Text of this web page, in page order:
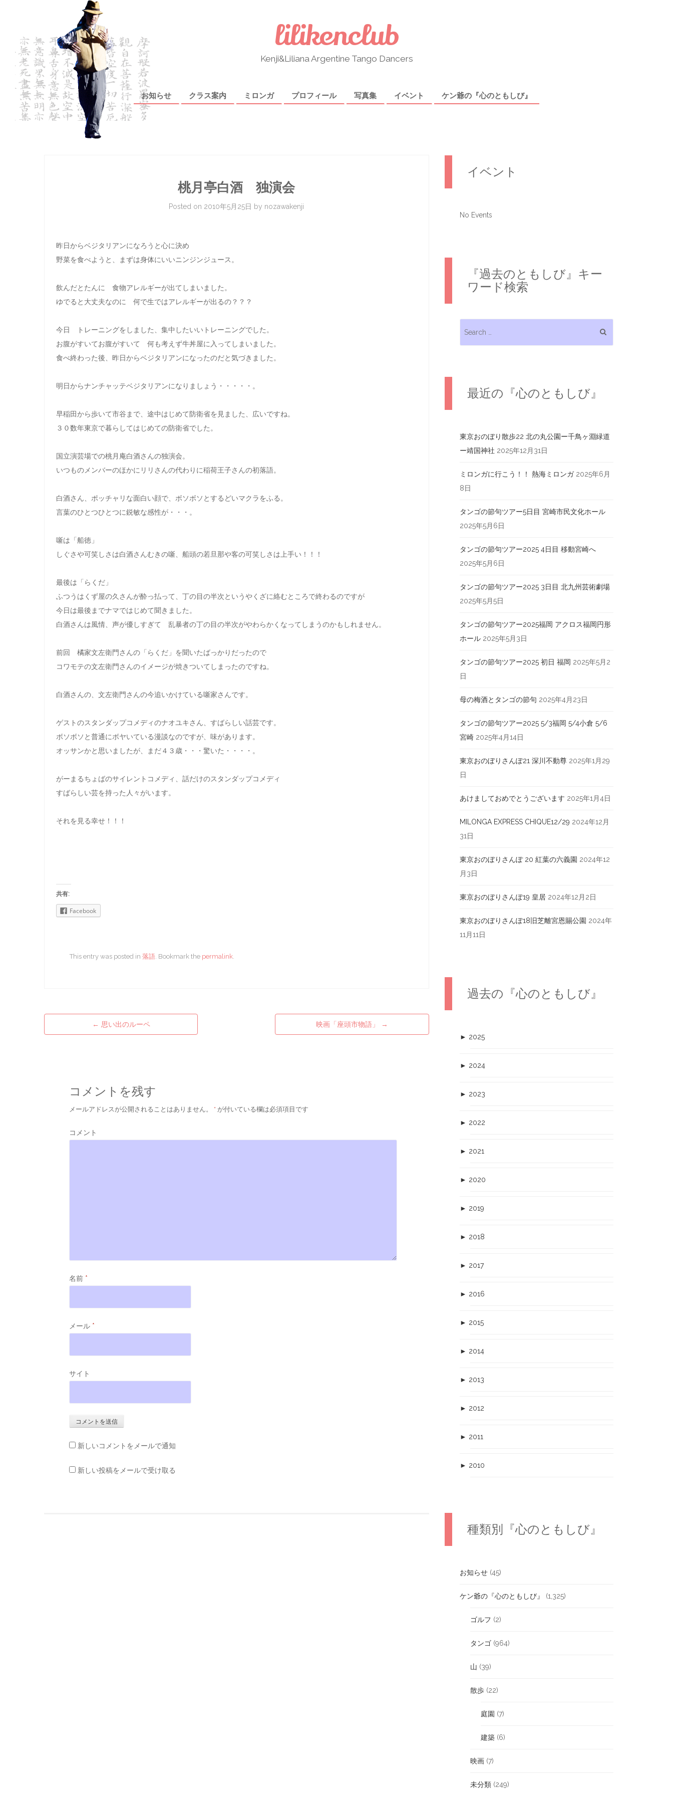
lilikenclub
Kenji&Liliana Argentine Tango Dancers
Skip to content お知らせ クラス案内 ミロンガ プロフィール 写真集 イベント ケン爺の『心のともしび』
桃月亭白酒 独演会
Posted on 2010年5月25日 by nozawakenji
昨日からベジタリアンになろうと心に決め
野菜を食べようと、まずは身体にいいニンジンジュース。
飲んだとたんに 食物アレルギーが出てしまいました。
ゆでると大丈夫なのに 何で生ではアレルギーが出るの？？？
今日 トレーニングをしました、集中したいいトレーニングでした。
お腹がすいてお腹がすいて 何も考えず牛丼屋に入ってしまいました。
食べ終わった後、昨日からベジタリアンになったのだと気づきました。
明日からナンチャッテベジタリアンになりましょう・・・・・。
早稲田から歩いて市谷まで、途中はじめて防衛省を見ました、広いですね。
３０数年東京で暮らしてはじめての防衛省でした。
国立演芸場での桃月庵白酒さんの独演会。
いつものメンバーのほかにリリさんの代わりに稲荷王子さんの初落語。
白酒さん、ポッチャリな面白い顔で、ボソボソとするどいマクラをふる。
言葉のひとつひとつに鋭敏な感性が・・・。
噺は「船徳」
しぐさや可笑しさは白酒さんむきの噺、船頭の若旦那や客の可笑しさは上手い！！！
最後は「らくだ」
ふつうはくず屋の久さんが酔っ払って、丁の目の半次というやくざに絡むところで終わるのですが
今日は最後までナマではじめて聞きました。
白酒さんは風情、声が優しすぎて 乱暴者の丁の目の半次がやわらかくなってしまうのかもしれません。
前回 橘家文左衛門さんの「らくだ」を聞いたばっかりだったので
コワモテの文左衛門さんのイメージが焼きついてしまったのですね。
白酒さんの、文左衛門さんの今追いかけている噺家さんです。
ゲストのスタンダップコメディのナオユキさん、すばらしい話芸です。
ボソボソと普通にボヤいている漫談なのですが、味があります。
オッサンかと思いましたが、まだ４３歳・・・驚いた・・・・。
がーまるちょばのサイレントコメディ、話だけのスタンダップコメディ
すばらしい芸を持った人々がいます。
それを見る幸せ！！！
共有:
Facebook
This entry was posted in 落語 . Bookmark the permalink
Post navigation
← 思い出のルーペ 映画「座頭市物語」 →
コメントを残す
メールアドレスが公開されることはありません。 * が付いている欄は必須項目です
コメント
名前 *
メール *
サイト
新しいコメントをメールで通知
新しい投稿をメールで受け取る
イベント
No Events
『過去のともしび』キー
ワード検索
最近の『心のともしび』
東京おのぼり散歩22 北の丸公園ー千鳥ヶ淵緑道
ー靖国神社 2025年12月31日
ミロンガに行こう！！ 熱海ミロンガ 2025年6月
8日
タンゴの節句ツアー5日目 宮崎市民文化ホール
2025年5月6日
タンゴの節句ツアー2025 4日目 移動宮崎へ
2025年5月6日
タンゴの節句ツアー2025 3日目 北九州芸術劇場
2025年5月5日
タンゴの節句ツアー2025福岡 アクロス福岡円形
ホール 2025年5月3日
タンゴの節句ツアー2025 初日 福岡 2025年5月2
日
母の梅酒とタンゴの節句 2025年4月23日
タンゴの節句ツアー2025 5/3福岡 5/4小倉 5/6
宮崎 2025年4月14日
東京おのぼりさんぽ21 深川不動尊 2025年1月29
日
あけましておめでとうございます 2025年1月4日
MILONGA EXPRESS CHIQUE12/29 2024年12月
31日
東京おのぼりさんぽ 20 紅葉の六義園 2024年12
月3日
東京おのぼりさんぽ19 皇居 2024年12月2日
東京おのぼりさんぽ18旧芝離宮恩賜公園 2024年
11月11日
過去の『心のともしび』
► 2025
► 2024
► 2023
► 2022
► 2021
► 2020
► 2019
► 2018
► 2017
► 2016
► 2015
► 2014
► 2013
► 2012
► 2011
► 2010
種類別『心のともしび』
お知らせ(45)
ケン爺の『心のともしび』 (1,325)
ゴルフ (2)
タンゴ(964)
山 (39)
散歩(22)
庭園 (7)
建築(6)
映画(7)
未分類(249)